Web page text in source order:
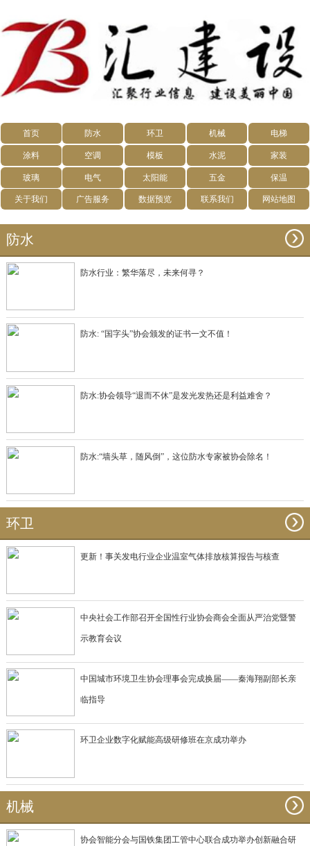
首页 防水 环卫 机械 电梯
涂料 空调 模板 水泥 家装
玻璃 电气 太阳能 五金 保温
关于我们 广告服务 数据预览 联系我们 网站地图
防水
防水行业：繁华落尽，未来何寻？
防水: “国字头”协会颁发的证书一文不值！
防水:协会领导“退而不休”是发光发热还是利益难舍？
防水:“墙头草，随风倒”，这位防水专家被协会除名！
环卫
更新！事关发电行业企业温室气体排放核算报告与核查
中央社会工作部召开全国性行业协会商会全面从严治党暨警
示教育会议
中国城市环境卫生协会理事会完成换届——秦海翔副部长亲
临指导
环卫企业数字化赋能高级研修班在京成功举办
机械
协会智能分会与国铁集团工管中心联合成功举办创新融合研